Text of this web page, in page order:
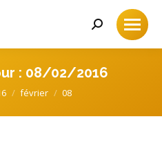
Recherche
:
: 08/02/2016
février 08